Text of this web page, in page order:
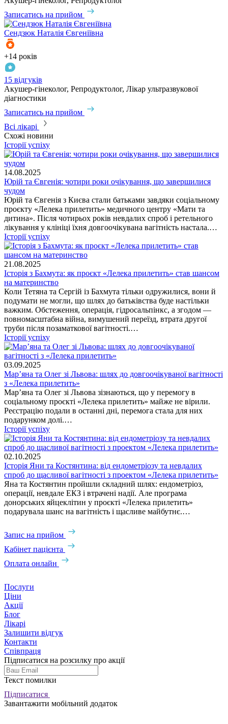
Записатись на прийом
Сендзюк Наталія Євгеніївна
+14 років
15 відгуків
Акушер-гінеколог, Репродуктолог, Лікар ультразвукової
діагностики
Записатись на прийом
Всі лікарі
Схожі новини
Історії успіху
14.08.2025
Юрій та Євгенія: чотири роки очікування, що завершилися
чудом
Юрій та Євгенія з Києва стали батьками завдяки соціальному
проєкту «Лелека прилетить» медичного центру «Мати та
дитина». Після чотирьох років невдалих спроб і ретельного
лікування у клініці їхня довгоочікувана вагітність настала.…
Історії успіху
21.08.2025
Історія з Бахмута: як проєкт «Лелека прилетить» став шансом
на материнство
Коли Тетяна та Сергій із Бахмута тільки одружилися, вони й
подумати не могли, що шлях до батьківства буде настільки
важким. Обстеження, операція, гідросальпінкс, а згодом —
повномасштабна війна, вимушений переїзд, втрата другої
труби після позаматкової вагітності.…
Історії успіху
03.09.2025
Мар’яна та Олег зі Львова: шлях до довгоочікуваної вагітності
з «Лелека прилетить»
Мар’яна та Олег зі Львова зізнаються, що у перемогу в
соціальному проєкті «Лелека прилетить» майже не вірили.
Реєстрацію подали в останні дні, перемога стала для них
подарунком долі.…
Історії успіху
02.10.2025
Історія Яни та Костянтина: від ендометріозу та невдалих
спроб до щасливої вагітності з проектом «Лелека прилетить»
Яна та Костянтин пройшли складний шлях: ендометріоз,
операції, невдале ЕКЗ і втрачені надії. Але програма
донорських яйцеклітин у проєкті «Лелека прилетить»
подарувала шанс на вагітність і щасливе майбутнє.…
Запис на прийом
Кабінет пацієнта
Оплата онлайн
Послуги
Ціни
Акції
Блог
Лікарі
Залишити відгук
Контакти
Співпраця
Підписатися на розсилку про акції
Текст помилки
Підписатися
Завантажити мобільний додаток